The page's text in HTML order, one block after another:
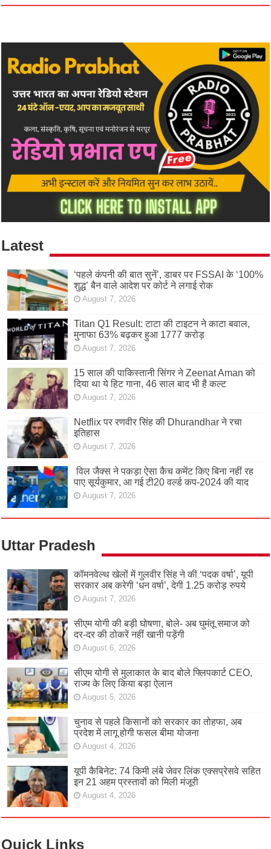
Latest
‘पहले कंपनी की बात सुनें’, डाबर पर FSSAI के ‘100%
शुद्ध’ बैन वाले आदेश पर कोर्ट ने लगाई रोक
August 7, 2026
Titan Q1 Result: टाटा की टाइटन ने काटा बवाल,
मुनाफा 63% बढ़कर हुआ 1777 करोड़
August 7, 2026
15 साल की पाकिस्तानी सिंगर ने Zeenat Aman को
दिया था ये हिट गाना, 46 साल बाद भी है कल्ट
August 7, 2026
Netflix पर रणवीर सिंह की Dhurandhar ने रचा
इतिहास
August 7, 2026
विल जैक्स ने पकड़ा ऐसा कैच कमेंट किए बिना नहीं रह
पाए सूर्यकुमार, आ गई टी20 वर्ल्ड कप-2024 की याद
August 7, 2026
Uttar Pradesh
कॉमनवेल्थ खेलों में गुलवीर सिंह ने की ‘पदक वर्षा’, यूपी
सरकार अब करेगी ‘धन वर्षा’, देगी 1.25 करोड़ रुपये
August 7, 2026
सीएम योगी की बड़ी घोषणा, बोले- अब घुमंतू समाज को
दर-दर की ठोकरें नहीं खानी पड़ेंगी
August 6, 2026
सीएम योगी से मुलाकात के बाद बोले फ्लिपकार्ट CEO,
राज्य के लिए किया बड़ा ऐलान
August 5, 2026
चुनाव से पहले किसानों को सरकार का तोहफा, अब
प्रदेश में लागू होगी फसल बीमा योजना
August 4, 2026
यूपी कैबिनेट: 74 किमी लंबे जेवर लिंक एक्सप्रेसवे सहित
इन 21 अहम प्रस्तावों को मिली मंजूरी
August 4, 2026
Quick Links